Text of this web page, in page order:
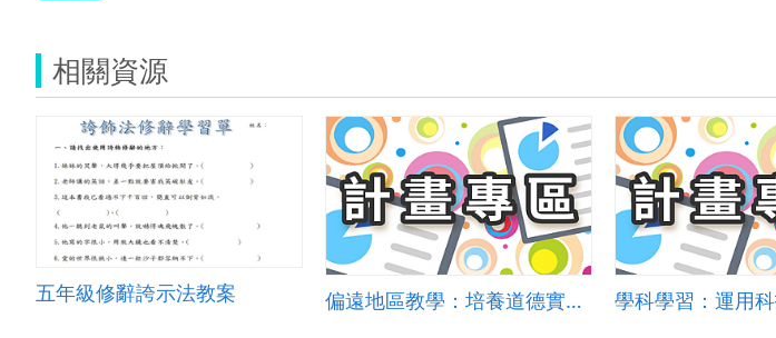
相關資源
五年級修辭誇示法教案 偏遠地區教學：培養道德實踐與公民意識素養